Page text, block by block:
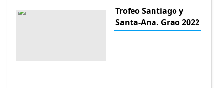
Trofeo Santiago y
Santa-Ana. Grao 2022